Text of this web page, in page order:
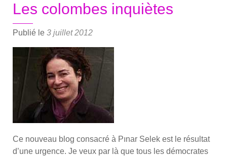
Les colombes inquiètes
Publié le 3 juillet 2012
Ce nou­veau blog consa­cré à Pınar Selek est le résul­tat
d’une urgence. Je veux par là que tous les démo­crates